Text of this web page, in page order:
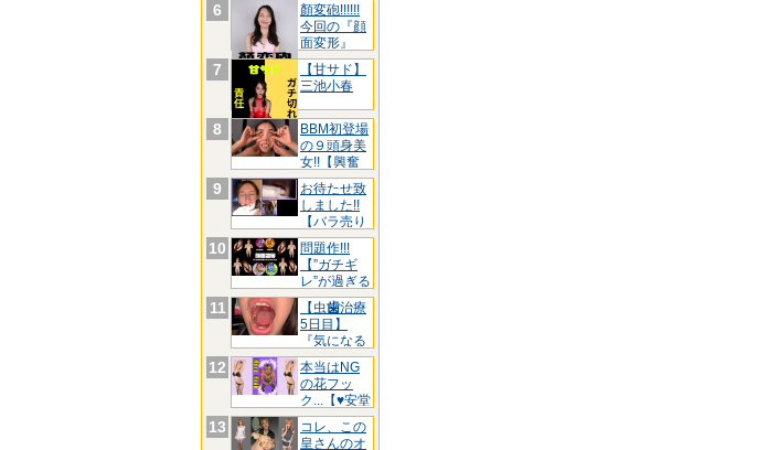
6
顏変砲!!!!!!
今回の『顔
面変形』
7
【甘サド】
三池小春
8
BBM初登場
の９頭身美
女!!【興奮
し
9
お待たせ致
しました!!
【バラ売り
リリ
10
問題作!!!
【”ガチギ
レ”が過ぎる
た
11 【虫歯治療
5日目】
『気になる
前歯3箇
12
本当はNG
の花フッ
ク...【♥安堂
は
13
コレ、この
皇さんのオ